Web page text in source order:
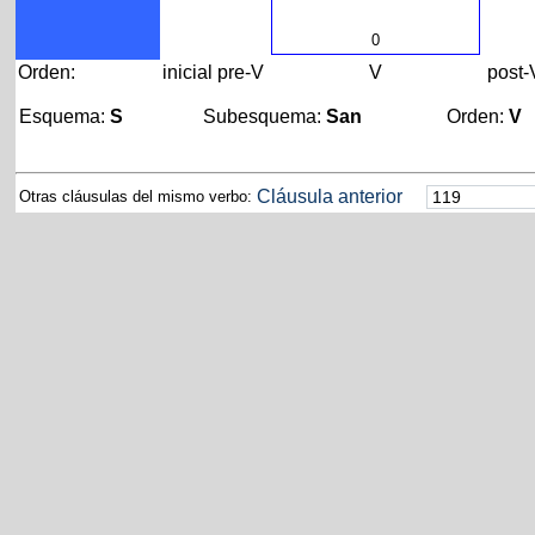
0
Orden: inicial pre-V V post-
Esquema: S Subesquema:San Orden:V
Otras cláusulas del mismo verbo: Cláusula anterior